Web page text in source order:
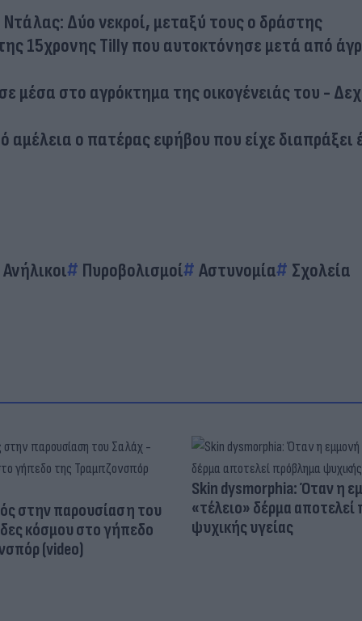
Δύο νεκροί, μεταξύ τους ο δράστης
15χρονης Tilly που αυτοκτόνησε μετά από
μέσα στο αγρόκτημα της οικογένειάς του -
αμέλεια ο πατέρας εφήβου που είχε διαπράξει
Ανήλικοι Πυροβολισμοί Αστυνομία Σχολεία
στην παρουσίαση του
κόσμου στο γήπεδο
(video)
Skin dysmorphia: Όταν η
«τέλειο» δέρμα
ψυχικής υγείας